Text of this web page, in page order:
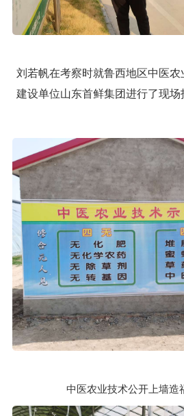
刘若帆在考察时就鲁西地区中医
建设单位山东首鲜集团进行了现
中医农业技术公开上墙造